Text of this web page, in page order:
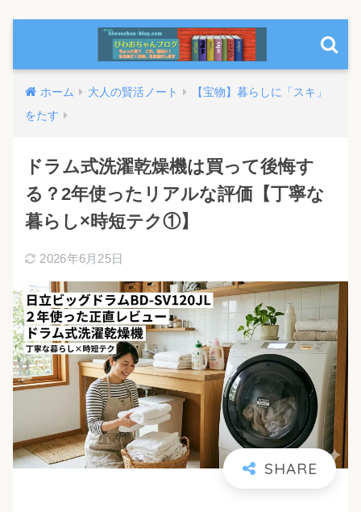
ホーム 大人の賢活ノート
【宝物】暮らしに「スキ」
をたす
ドラム式洗濯乾燥機は買って後悔す
る？2年使ったリアルな評価【丁寧な
暮らし×時短テク①】
2026年6月25日